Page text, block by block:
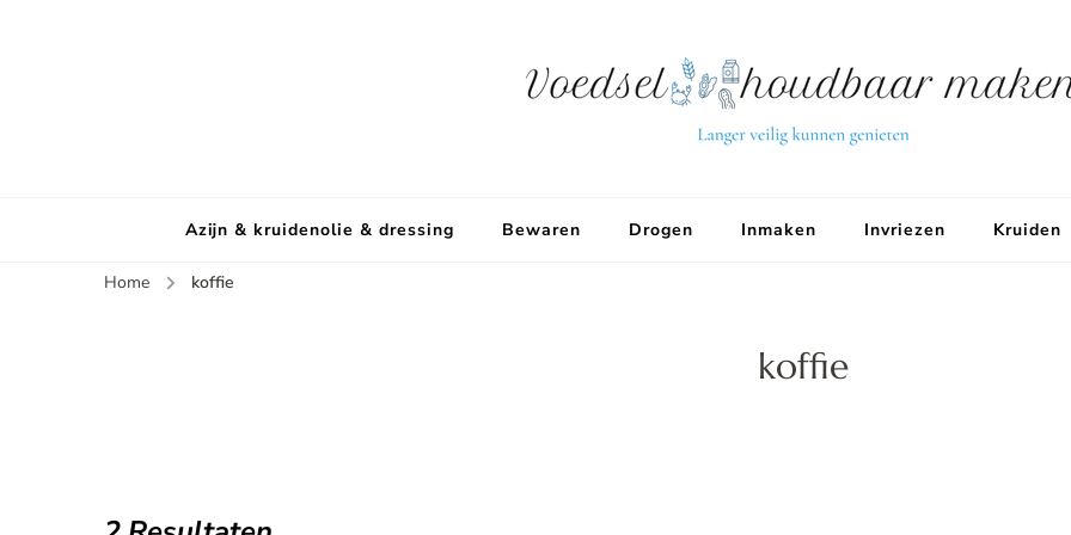
Azijn & kruidenolie & dressing Bewaren Drogen Inmaken Invriezen Kruiden
Home koffie
koffie